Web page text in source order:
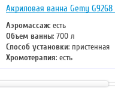
Акриловая ванна Gemy G9268
Аэромассаж: есть
Объем ванны: 700 л
Способ установки: пристенная
Хромотерапия: есть
Длина: 185 см
Ширина: 150 см